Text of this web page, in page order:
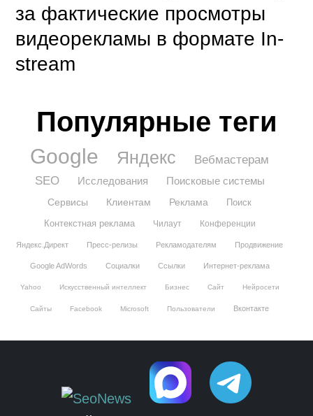
за фактические просмотры
видеорекламы в формате In-
stream
Популярные теги
Google Яндекс
Вебмастерам
SEO
Исследования Поисковые системы
Сервисы Клиентам Реклама
Поиск
Контекстная реклама
Чилаут Конференции
Яндекс.Директ Пресс-релизы Рекламодателям Продвижение
Google AdWords Социалки Ссылки Интернет-реклама
Yahoo Искусственный интеллект Бизнес Сайт Нейросети
Сайты Facebook Microsoft Пользователи Вконтакте